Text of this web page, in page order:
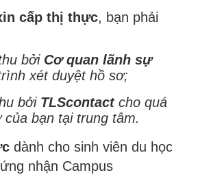
cấp thị thực, bạn phải
bởi Cơ quan lãnh sự
xét duyệt hồ sơ;
bởi TLScontactcho quá
bạn tại trung tâm.
dành cho sinh viên du học
nhận Campus